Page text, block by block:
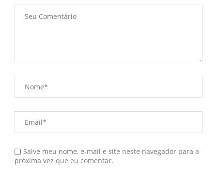
Salve meu nome, e-mail e site neste navegador para a
próxima vez que eu comentar.